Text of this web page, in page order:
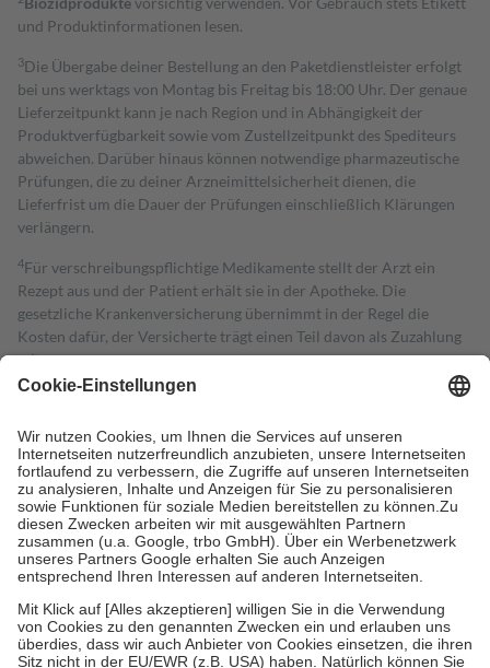
und Produktinformationen lesen.
3Die Übergabe deiner Bestellung an den Paketdienstleister erfolgt
bei uns werktags von Montag bis Freitag bis 18:00 Uhr. Der genaue
Lieferzeitpunkt kann je nach Region und in Abhängigkeit der
Produktverfügbarkeit sowie vom Zustellzeitpunkt des Spediteurs
abweichen. Darüber hinaus können notwendige pharmazeutische
Prüfungen, die zu deiner Arzneimittelsicherheit dienen, die
Lieferfrist um die Dauer der Prüfungen einschließlich Klärungen
verlängern.
4Für verschreibungspflichtige Medikamente stellt der Arzt ein
Rezept aus und der Patient erhält sie in der Apotheke. Die
gesetzliche Krankenversicherung übernimmt in der Regel die
Kosten dafür, der Versicherte trägt einen Teil davon als Zuzahlung
mit.
Grundsätzlich leisten Mitglieder Zuzahlungen in Höhe von zehn
höchstens zehn Euro.
Es sind jedoch nie mehr als die tatsächlichen
Kosten der Leistung zu entrichten.
Diese Regeln gelten grundsätzlich auch für Online-Apotheken.
Bei Heilmitteln und häuslicher Krankenpflege beträgt die
Zuzahlung zehn Prozent der Kosten sowie zehn Euro je
Verordnung.
Um das Engagement der Versicherten für ihre eigene Gesundheit zu
stärken und die besondere Stellung der Familie zu unterstützen,
fallenkeine Zuzahlungenan bei:
• Kindern und Jugendlichen bis zum vollendeten 18. Lebensjahr
mit Ausnahme der Fahrkosten